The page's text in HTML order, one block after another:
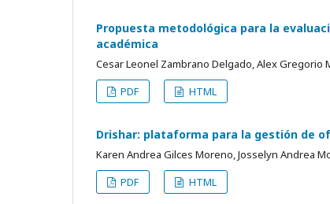
Propuesta metodológica para la
académica
Cesar Leonel Zambrano Delgado, Alex Gregorio
PDF
HTML
Drishar: plataforma para la gestión de
Karen Andrea Gilces Moreno, Josselyn Andrea
PDF
HTML